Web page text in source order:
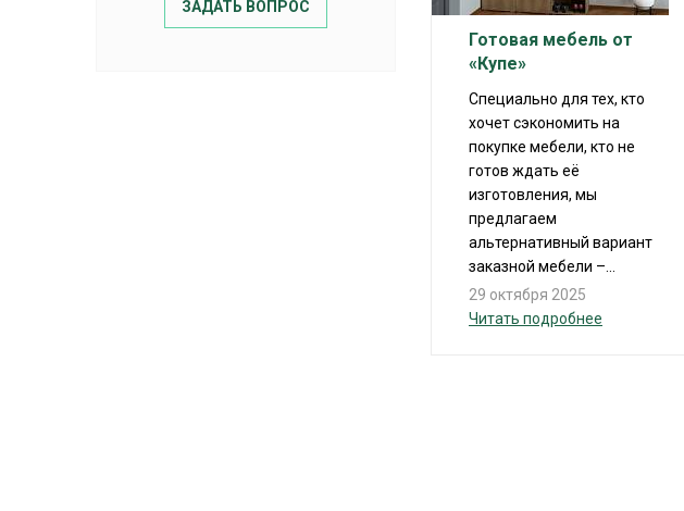
ЗАДАТЬ ВОПРОС
Готовая мебель от
«Купе»
Специально для тех, кто
хочет сэкономить на
покупке мебели, кто не
готов ждать её
изготовления, мы
предлагаем
альтернативный вариант
заказной мебели –...
29 октября 2025
Читать подробнее